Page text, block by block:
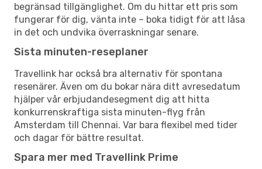
begränsad tillgänglighet. Om du hittar ett pris som
fungerar för dig, vänta inte – boka tidigt för att låsa
in det och undvika överraskningar senare.
Sista minuten-reseplaner
Travellink har också bra alternativ för spontana
resenärer. Även om du bokar nära ditt avresedatum
hjälper vår erbjudandesegment dig att hitta
konkurrenskraftiga sista minuten-flyg från
Amsterdam till Chennai. Var bara flexibel med tider
och dagar för bättre resultat.
Spara mer med Travellink Prime